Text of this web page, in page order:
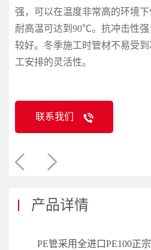
强，可以在温度非常高的环境
耐高温可达到90℃。抗冲击性强
较好。冬季施工时管材不易受
工安排的灵活性。
联系我们
产品详情
PE管采用全进口PE100正